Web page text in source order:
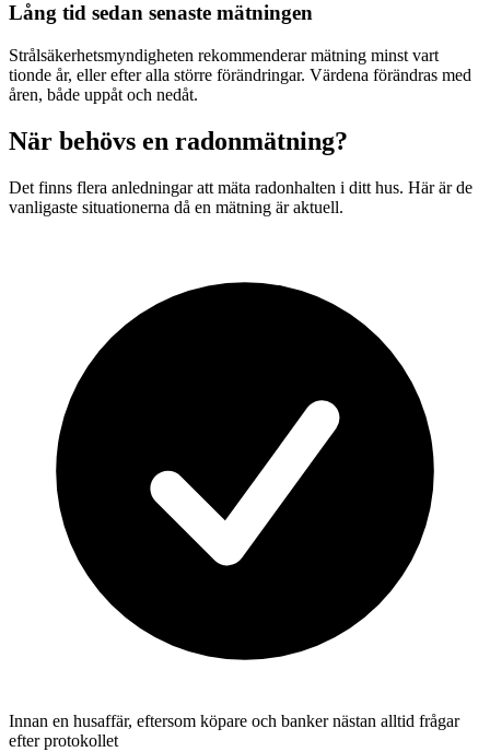
Lång tid sedan senaste mätningen
Strålsäkerhetsmyndigheten rekommenderar mätning minst vart
tionde år, eller efter alla större förändringar. Värdena förändras med
åren, både uppåt och nedåt.
När behövs en radonmätning?
Det finns flera anledningar att mäta radonhalten i ditt hus. Här är de
vanligaste situationerna då en mätning är aktuell.
Innan en husaffär, eftersom köpare och banker nästan alltid frågar
efter protokollet